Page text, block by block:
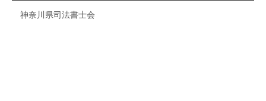
神奈川県司法書士会